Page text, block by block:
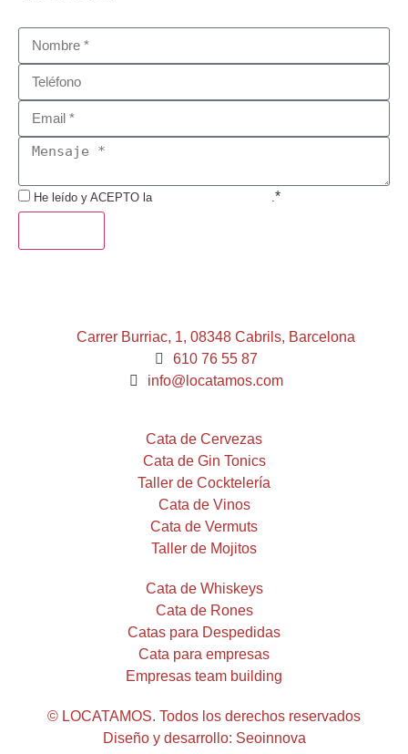
He leído y ACEPTO la .*
Carrer Burriac, 1, 08348 Cabrils, Barcelona
610 76 55 87
info@locatamos.com
Cata de Cervezas
Cata de Gin Tonics
Taller de Cocktelería
Cata de Vinos
Cata de Vermuts
Taller de Mojitos
Cata de Whiskeys
Cata de Rones
Catas para Despedidas
Cata para empresas
Empresas team building
© LOCATAMOS. Todos los derechos reservados
Diseño y desarrollo: Seoinnova